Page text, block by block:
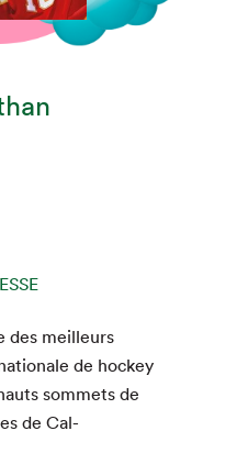
des meilleurs
de hock­ey
som­mets de
de Cal­